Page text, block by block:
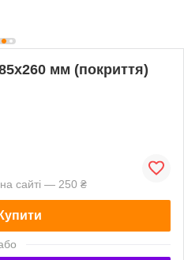
мм (покриття)
сайті — 250 ₴
Купити